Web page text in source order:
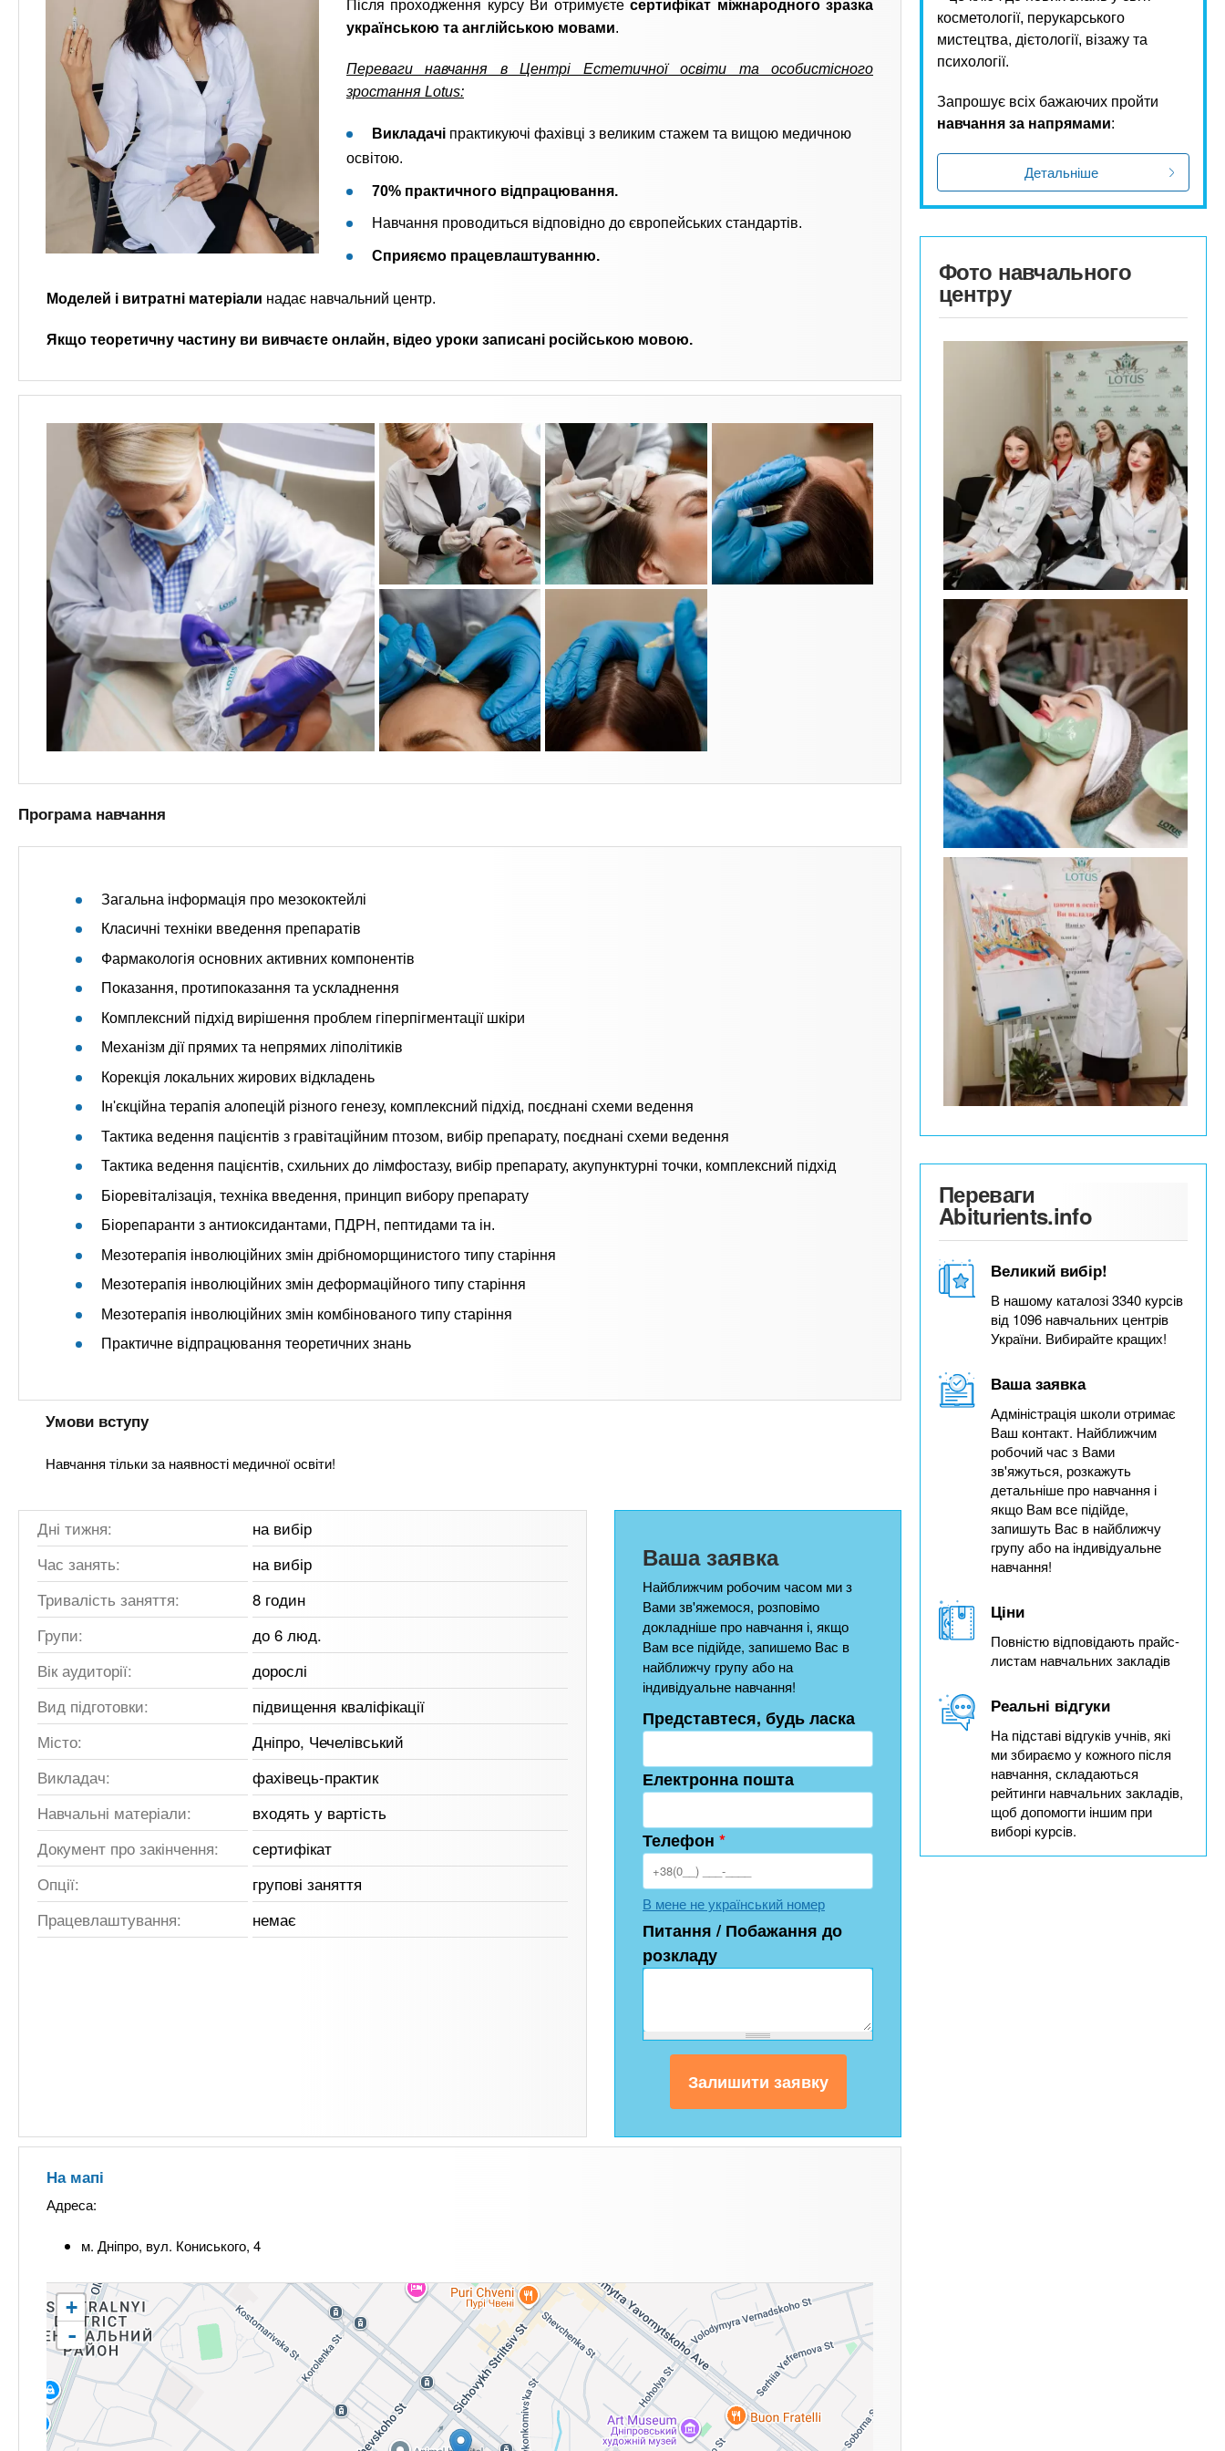
Після проходження курсу Ви отримуєтесертифікат міжнародного зразка
українською та англійською мовами.
Переваги навчання в Центрі Естетичної освіти та особистісного
зростання Lotus:
Викладачі практикуючі фахівці з великим стажем та вищою медичною
освітою.
70% практичного відпрацювання.
Навчання проводиться відповідно до європейських стандартів.
Сприяємо працевлаштуванню.
Моделей і витратні матеріали надає навчальний центр.
Якщо теоретичну частину ви вивчаєте онлайн, відео уроки записані російською мовою.
Програма навчання
Загальна інформація про мезококтейлі
Класичні техніки введення препаратів
Фармакологія основних активних компонентів
Показання, протипоказання та ускладнення
Комплексний підхід вирішення проблем гіперпігментації шкіри
Механізм дії прямих та непрямих ліполітиків
Корекція локальних жирових відкладень
Ін'єкційна терапія алопецій різного генезу, комплексний підхід, поєднані схеми ведення
Тактика ведення пацієнтів з гравітаційним птозом, вибір препарату, поєднані схеми ведення
Тактика ведення пацієнтів, схильних до лімфостазу, вибір препарату, акупунктурні точки, комплексний підхід
Біоревіталізація, техніка введення, принцип вибору препарату
Біорепаранти з антиоксидантами, ПДРН, пептидами та ін.
Мезотерапія інволюційних змін дрібноморщинистого типу старіння
Мезотерапія інволюційних змін деформаційного типу старіння
Мезотерапія інволюційних змін комбінованого типу старіння
Практичне відпрацювання теоретичних знань
Умови вступу
Навчання тільки за наявності медичної освіти!
Дні тижня:
на вибір
Час занять:
на вибір
Тривалість заняття:
8 годин
Групи:
до 6 люд.
Вік аудиторії:
дорослі
Вид підготовки:
підвищення кваліфікації
Місто:
Дніпро, Чечелівський
Викладач:
фахівець-практик
Навчальні матеріали:
входять у вартість
Документ про закінчення:
сертифікат
Опції:
групові заняття
Працевлаштування:
немає
Ваша заявка
Найближчим робочим часом ми з
Вами зв'яжемося, розповімо
докладніше про навчання і, якщо
Вам все підійде, запишемо Вас в
найближчу групу або на
індивідуальне навчання!
Представтеся, будь ласка
Електронна пошта
Телефон *
В мене не український номер
Питання / Побажання до
розкладу
На мапі
Адреса:
м. Дніпро, вул. Кониського, 4
+
-
косметології, перукарського
мистецтва, дієтології, візажу та
психології.
Запрошує всіх бажаючих пройти
навчання за напрямами:
Детальніше
Фото навчального
центру
Переваги
Abiturients.info
Великий вибір!
В нашому каталозі 3340 курсів
від 1096 навчальних центрів
України. Вибирайте кращих!
Ваша заявка
Адміністрація школи отримає
Ваш контакт. Найближчим
робочий час з Вами
зв'яжуться, розкажуть
детальніше про навчання і
якщо Вам все підійде,
запишуть Вас в найближчу
групу або на індивідуальне
навчання!
Ціни
Повністю відповідають прайс-
листам навчальних закладів
Реальні відгуки
На підставі відгуків учнів, які
ми збираємо у кожного після
навчання, складаються
рейтинги навчальних закладів,
щоб допомогти іншим при
виборі курсів.